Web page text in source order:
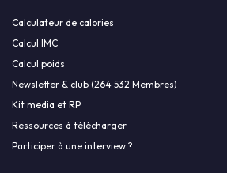
Calculateur de calories
Calcul IMC
Calcul poids
Newsletter & club (264 532 Membres)
Kit media et RP
Ressources à télécharger
Participer à une interview ?